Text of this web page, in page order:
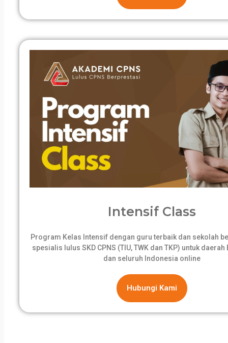
Intensif Class
Program Kelas Intensif dengan guru terbaik dan sekolah
spesialis lulus SKD CPNS (TIU, TWK dan TKP) untuk
dan seluruh Indonesia online
Hubungi Kami